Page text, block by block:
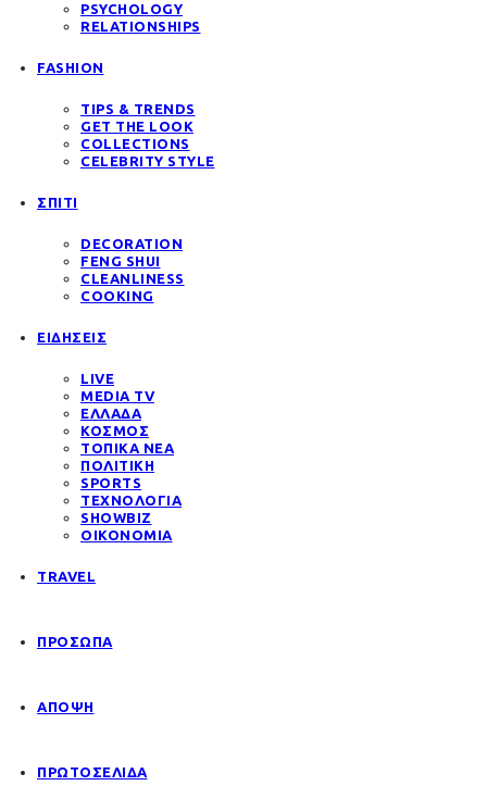
PSYCHOLOGY
RELATIONSHIPS
FASHION
TIPS & TRENDS
GET THE LOOK
COLLECTIONS
CELEBRITY STYLE
ΣΠΙΤΙ
DECORATION
FENG SHUI
CLEANLINESS
COOKING
ΕΙΔΗΣΕΙΣ
LIVE
MEDIA TV
ΕΛΛΑΔΑ
ΚΟΣΜΟΣ
ΤΟΠΙΚΑ ΝΕΑ
ΠΟΛΙΤΙΚΗ
SPORTS
ΤΕΧΝΟΛΟΓΙΑ
SHOWBIZ
ΟΙΚΟΝΟΜΙΑ
TRAVEL
ΠΡΟΣΩΠΑ
ΑΠΟΨΗ
ΠΡΩΤΟΣΕΛΙΔΑ